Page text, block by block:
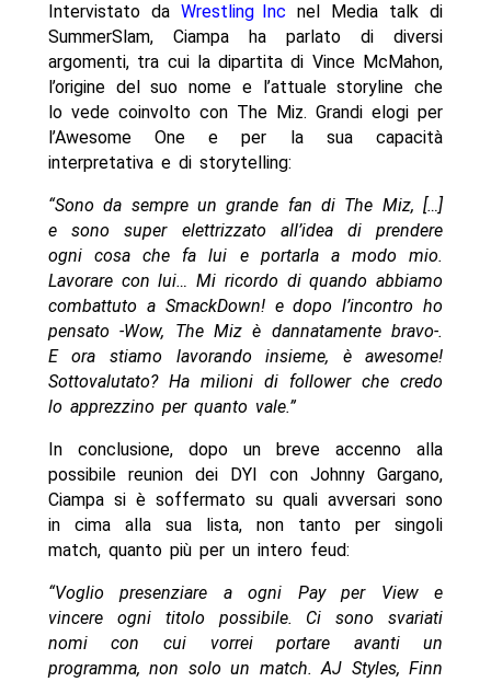
Intervistato da Wrestling Inc nel Media talk di
SummerSlam, Ciampa ha parlato di diversi
argomenti, tra cui la dipartita di Vince McMahon,
l’origine del suo nome e l’attuale storyline che
lo vede coinvolto con The Miz. Grandi elogi per
l’Awesome One e per la sua capacità
interpretativa e di storytelling:
“Sono da sempre un grande fan di The Miz, […]
e sono super elettrizzato all’idea di prendere
ogni cosa che fa lui e portarla a modo mio.
Lavorare con lui… Mi ricordo di quando abbiamo
combattuto a SmackDown! e dopo l’incontro ho
pensato -Wow, The Miz è dannatamente bravo-.
E ora stiamo lavorando insieme, è awesome!
Sottovalutato? Ha milioni di follower che credo
lo apprezzino per quanto vale.”
In conclusione, dopo un breve accenno alla
possibile reunion dei DYI con Johnny Gargano,
Ciampa si è soffermato su quali avversari sono
in cima alla sua lista, non tanto per singoli
match, quanto più per un intero feud:
“Voglio presenziare a ogni Pay per View e
vincere ogni titolo possibile. Ci sono svariati
nomi con cui vorrei portare avanti un
programma, non solo un match. AJ Styles, Finn